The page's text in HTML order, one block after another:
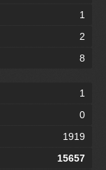
1
2
8
1
0
1919
15657